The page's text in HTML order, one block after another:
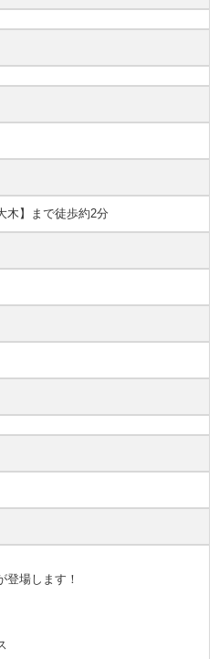
】まで徒歩約2分
登場します！